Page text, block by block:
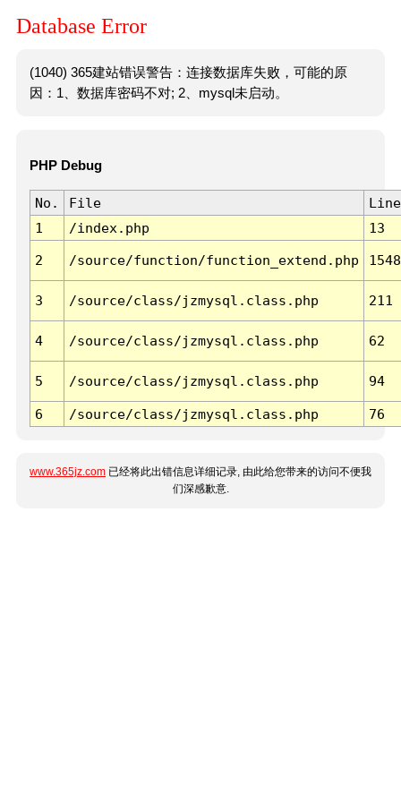
Database Error
(1040) 365建站错误警告：连接数据库失败，可能的原
因：1、数据库密码不对; 2、mysql未启动。
PHP Debug
No. File
Line
1
/index.php 13
2 /source/function/function_extend.php 1548
3 /source/class/jzmysql.class.php 211
4 /source/class/jzmysql.class.php 62
5 /source/class/jzmysql.class.php 94
6 /source/class/jzmysql.class.php 76
www.365jz.com 已经将此出错信息详细记录, 由此给您带来的访问不便我
们深感歉意.